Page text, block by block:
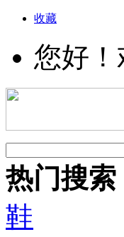
收藏
您好
热门搜索
鞋